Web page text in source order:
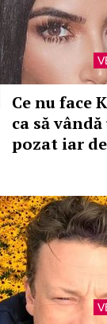
Ce nu face
ca să
pozat iar